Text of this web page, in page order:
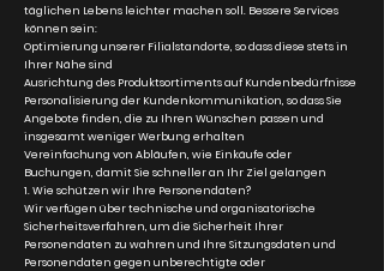
täglichen Lebens leichter machen soll. Bessere Services
können sein:
Optimierung unserer Filialstandorte, so dass diese stets in
Ihrer Nähe sind
Ausrichtung des Produktsortiments auf Kundenbedürfnisse
Personalisierung der Kundenkommunikation, so dass Sie
Angebote finden, die zu Ihren Wünschen passen und
insgesamt weniger Werbung erhalten
Vereinfachung von Abläufen, wie Einkäufe oder
Buchungen, damit Sie schneller an Ihr Ziel gelangen
1. Wie schützen wir Ihre Personendaten?
Wir verfügen über technische und organisatorische
Sicherheitsverfahren, um die Sicherheit Ihrer
Personendaten zu wahren und Ihre Sitzungsdaten und
Personendaten gegen unberechtigte oder